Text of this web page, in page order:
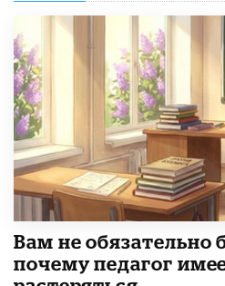
​Вам не обязательно
почему педагог